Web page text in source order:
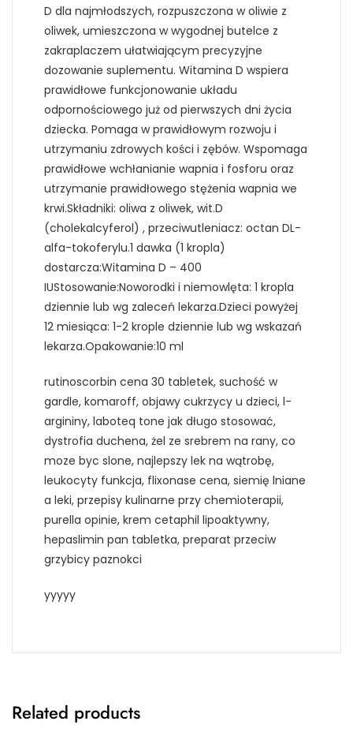
D dla najmłodszych, rozpuszczona w oliwie z
oliwek, umieszczona w wygodnej butelce z
zakraplaczem ułatwiającym precyzyjne
dozowanie suplementu. Witamina D wspiera
prawidłowe funkcjonowanie układu
odpornościowego już od pierwszych dni życia
dziecka. Pomaga w prawidłowym rozwoju i
utrzymaniu zdrowych kości i zębów. Wspomaga
prawidłowe wchłanianie wapnia i fosforu oraz
utrzymanie prawidłowego stężenia wapnia we
krwi.Składniki: oliwa z oliwek, wit.D
(cholekalcyferol) , przeciwutleniacz: octan DL-
alfa-tokoferylu.1 dawka (1 kropla)
dostarcza:Witamina D – 400
IUStosowanie:Noworodki i niemowlęta: 1 kropla
dziennie lub wg zaleceń lekarza.Dzieci powyżej
12 miesiąca: 1-2 krople dziennie lub wg wskazań
lekarza.Opakowanie:10 ml
rutinoscorbin cena 30 tabletek, suchość w
gardle, komaroff, objawy cukrzycy u dzieci, l-
argininy, laboteq tone jak długo stosować,
dystrofia duchena, żel ze srebrem na rany, co
moze byc slone, najlepszy lek na wątrobę,
leukocyty funkcja, flixonase cena, siemię lniane
a leki, przepisy kulinarne przy chemioterapii,
purella opinie, krem cetaphil lipoaktywny,
hepaslimin pan tabletka, preparat przeciw
grzybicy paznokci
yyyyy
Related products